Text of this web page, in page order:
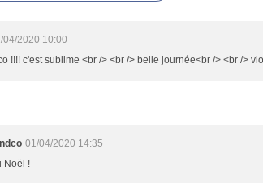
04/2020 10:00
!!!! c'est sublime <br /> <br /> belle journée<br /> <br />
01/04/2020 14:35
Noël !